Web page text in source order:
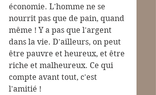
économie. L'homme ne se
nourrit pas que de pain, quand
même ! Y a pas que l'argent
dans la vie. D'ailleurs, on peut
être pauvre et heureux, et être
riche et malheureux. Ce qui
compte avant tout, c'est
l'amitié !